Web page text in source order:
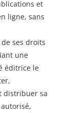
et
ligne, sans
ses droits
une
éditrice le
distribuer sa